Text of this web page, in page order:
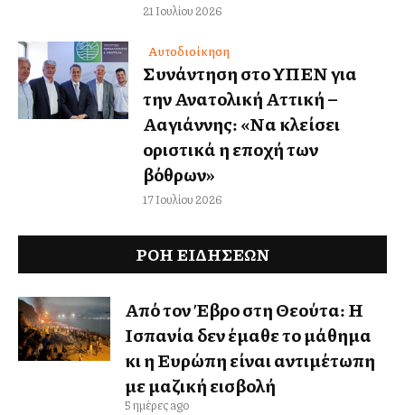
21 Ιουλίου 2026
Αυτοδιοίκηση
Συνάντηση στο ΥΠΕΝ για
την Ανατολική Αττική –
Αλλαγιάννης: «Να κλείσει
οριστικά η εποχή των
βόθρων»
17 Ιουλίου 2026
ΡΟΗ ΕΙΔΉΣΕΩΝ
Από τον Έβρο στη Θεούτα: Η
Ισπανία δεν έμαθε το μάθημα
κι η Ευρώπη είναι αντιμέτωπη
με μαζική εισβολή
5 ημέρες ago